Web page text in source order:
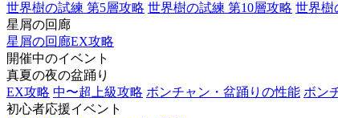
世界樹の試練 第5層攻略 世界樹の試練 第10層攻略 世界樹
星屑の回廊
星屑の回廊EX攻略
開催中のイベント
真夏の夜の盆踊り
EX攻略 中〜超上級攻略 ボンチャン・盆踊りの性能 ボン
初心者応援イベント